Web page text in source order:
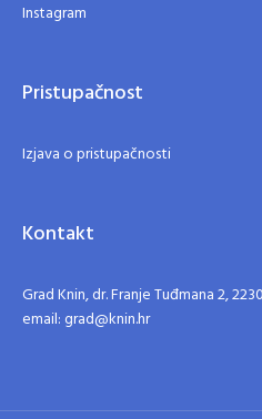
Instagram
Pristupačnost
Izjava o pristupačnosti
Kontakt
Grad Knin, dr. Franje Tuđmana 2,
email: grad@knin.hr